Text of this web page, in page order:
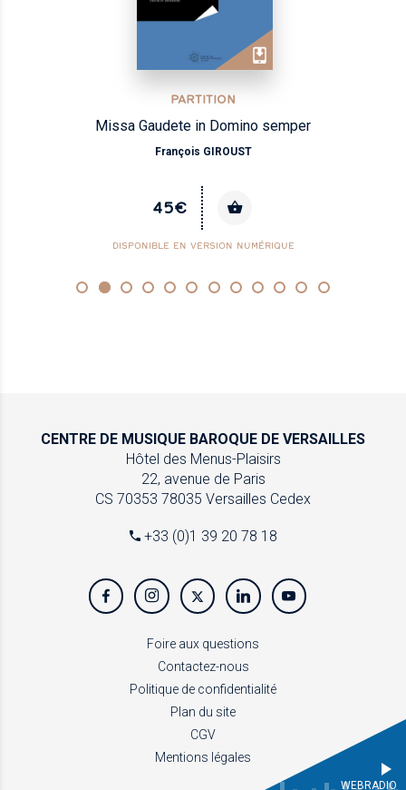
PARTITION
Missa Gaudete in Domino semper
François GIROUST
45€
DISPONIBLE EN VERSION NUMÉRIQUE
CENTRE DE MUSIQUE BAROQUE DE VERSAILLES
Hôtel des Menus-Plaisirs
22, avenue de Paris
CS 70353 78035 Versailles Cedex
+33 (0)1 39 20 78 18
Foire aux questions
Contactez-nous
Politique de confidentialité
Plan du site
CGV
Mentions légales
WEBRADIO